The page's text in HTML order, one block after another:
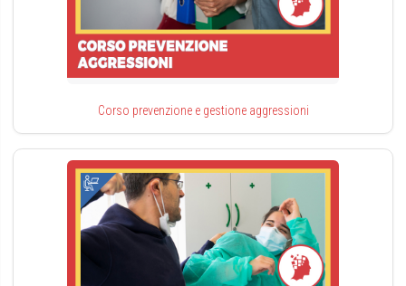
Corso prevenzione e gestione aggressioni